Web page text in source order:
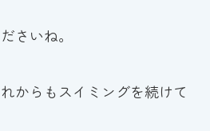
さいね。
からもスイミングを続けて